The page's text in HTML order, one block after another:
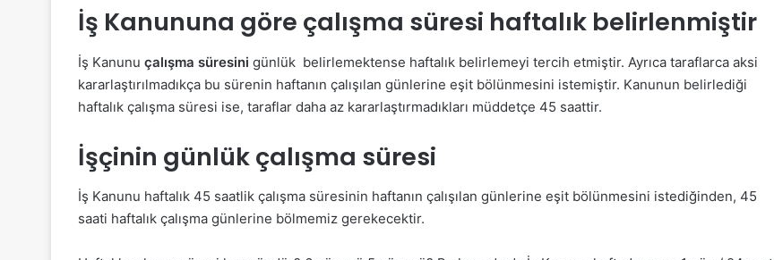
İş Kanununa göre çalışma süresi haftalık belirlenmiştir
İş Kanunu çalışma süresini günlük belirlemektense haftalık belirlemeyi tercih etmiştir. Ayrıca taraflarca aksi
kararlaştırılmadıkça bu sürenin haftanın çalışılan günlerine eşit bölünmesini istemiştir. Kanunun belirlediği
haftalık çalışma süresi ise, taraflar daha az kararlaştırmadıkları müddetçe 45 saattir.
İşçinin günlük çalışma süresi
İş Kanunu haftalık 45 saatlik çalışma süresinin haftanın çalışılan günlerine eşit bölünmesini istediğinden, 45
saati haftalık çalışma günlerine bölmemiz gerekecektir.